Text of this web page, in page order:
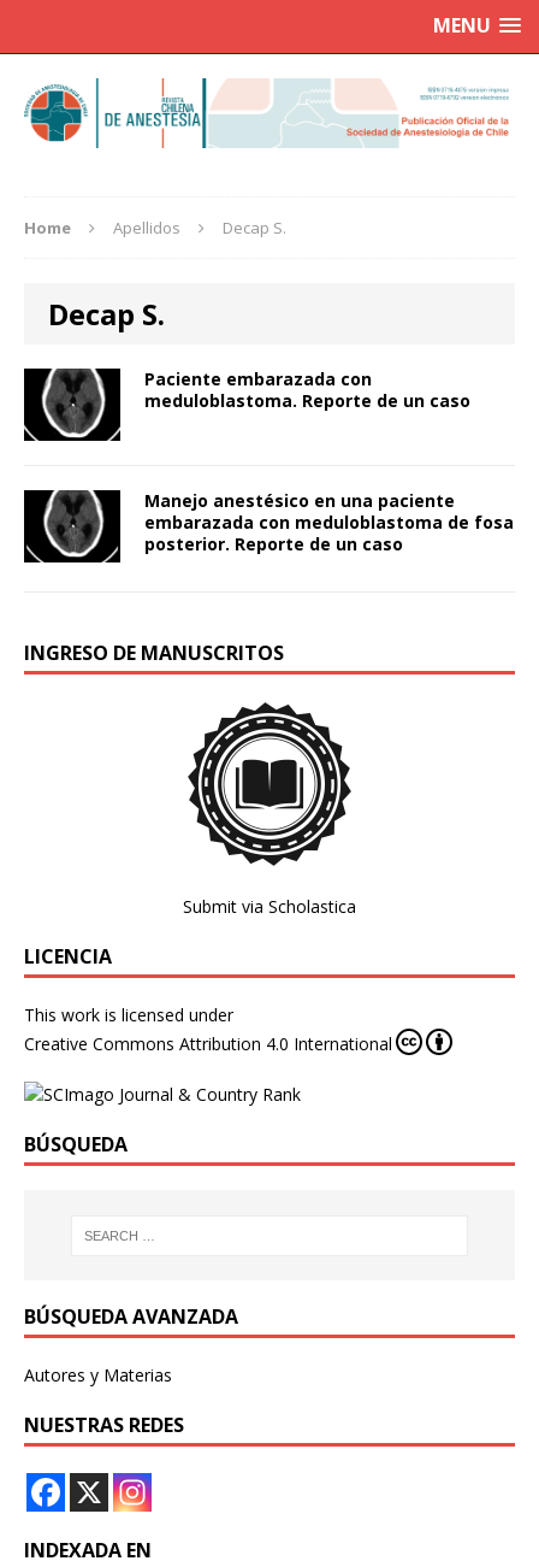
MENU
Home Apellidos Decap S.
Decap S.
Paciente embarazada con
meduloblastoma. Reporte de un caso
Manejo anestésico en una paciente
embarazada con meduloblastoma de fosa
posterior. Reporte de un caso
INGRESO DE MANUSCRITOS
Submit via Scholastica
LICENCIA
This work is licensed under
Creative Commons Attribution 4.0 International
BÚSQUEDA
BÚSQUEDA AVANZADA
Autores y Materias
NUESTRAS REDES
INDEXADA EN